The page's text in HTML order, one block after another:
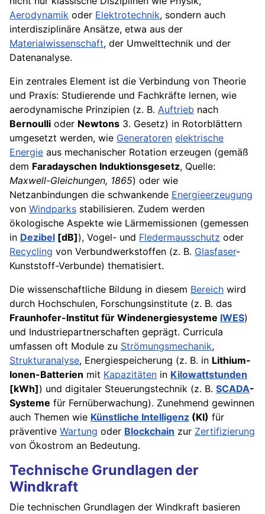
Aerodynamik oder Elektrotechnik, sondern auch
interdisziplinäre Ansätze, etwa aus der
Materialwissenschaft, der Umwelttechnik und der
Datenanalyse.
Ein zentrales Element ist die Verbindung von Theorie
und Praxis: Studierende und Fachkräfte lernen, wie
aerodynamische Prinzipien (z. B. Auftrieb nach
Bernoulli oder Newtons 3. Gesetz) in Rotorblättern
umgesetzt werden, wie Generatoren elektrische
Energie aus mechanischer Rotation erzeugen (gemäß
dem Faradayschen Induktionsgesetz, Quelle:
Maxwell-Gleichungen, 1865) oder wie
Netzanbindungen die schwankende Energieerzeugung
von Windparks stabilisieren. Zudem werden
ökologische Aspekte wie Lärmemissionen (gemessen
in Dezibel [dB]), Vogel- und Fledermausschutz oder
Recycling von Verbundwerkstoffen (z. B. Glasfaser-
Kunststoff-Verbunde) thematisiert.
Die wissenschaftliche Bildung in diesem Bereich wird
durch Hochschulen, Forschungsinstitute (z. B. das
Fraunhofer-Institut für Windenergiesysteme IWES)
und Industriepartnerschaften geprägt. Curricula
umfassen oft Module zu Strömungsmechanik,
Strukturanalyse, Energiespeicherung (z. B. in Lithium-
Ionen-Batterien mit Kapazitäten in Kilowattstunden
[kWh]) und digitaler Steuerungstechnik (z. B. SCADA-
Systeme für Fernüberwachung). Zunehmend gewinnen
auch Themen wie Künstliche Intelligenz (KI) für
präventive Wartung oder Blockchain zur Zertifizierung
von Ökostrom an Bedeutung.
Technische Grundlagen der
Windkraft
Die technischen Grundlagen der Windkraft basieren